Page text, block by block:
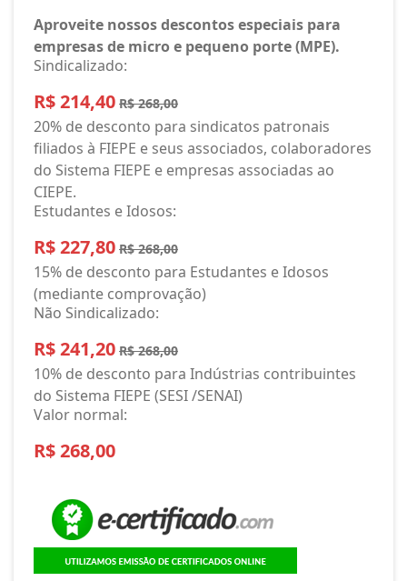
Aproveite nossos descontos especiais para
empresas de micro e pequeno porte (MPE).
Sindicalizado:
R$ 214,40 R$ 268,00
20% de desconto para sindicatos patronais
filiados à FIEPE e seus associados, colaboradores
do Sistema FIEPE e empresas associadas ao
CIEPE.
Estudantes e Idosos:
R$ 227,80 R$ 268,00
15% de desconto para Estudantes e Idosos
(mediante comprovação)
Não Sindicalizado:
R$ 241,20 R$ 268,00
10% de desconto para Indústrias contribuintes
do Sistema FIEPE (SESI /SENAI)
Valor normal:
R$ 268,00